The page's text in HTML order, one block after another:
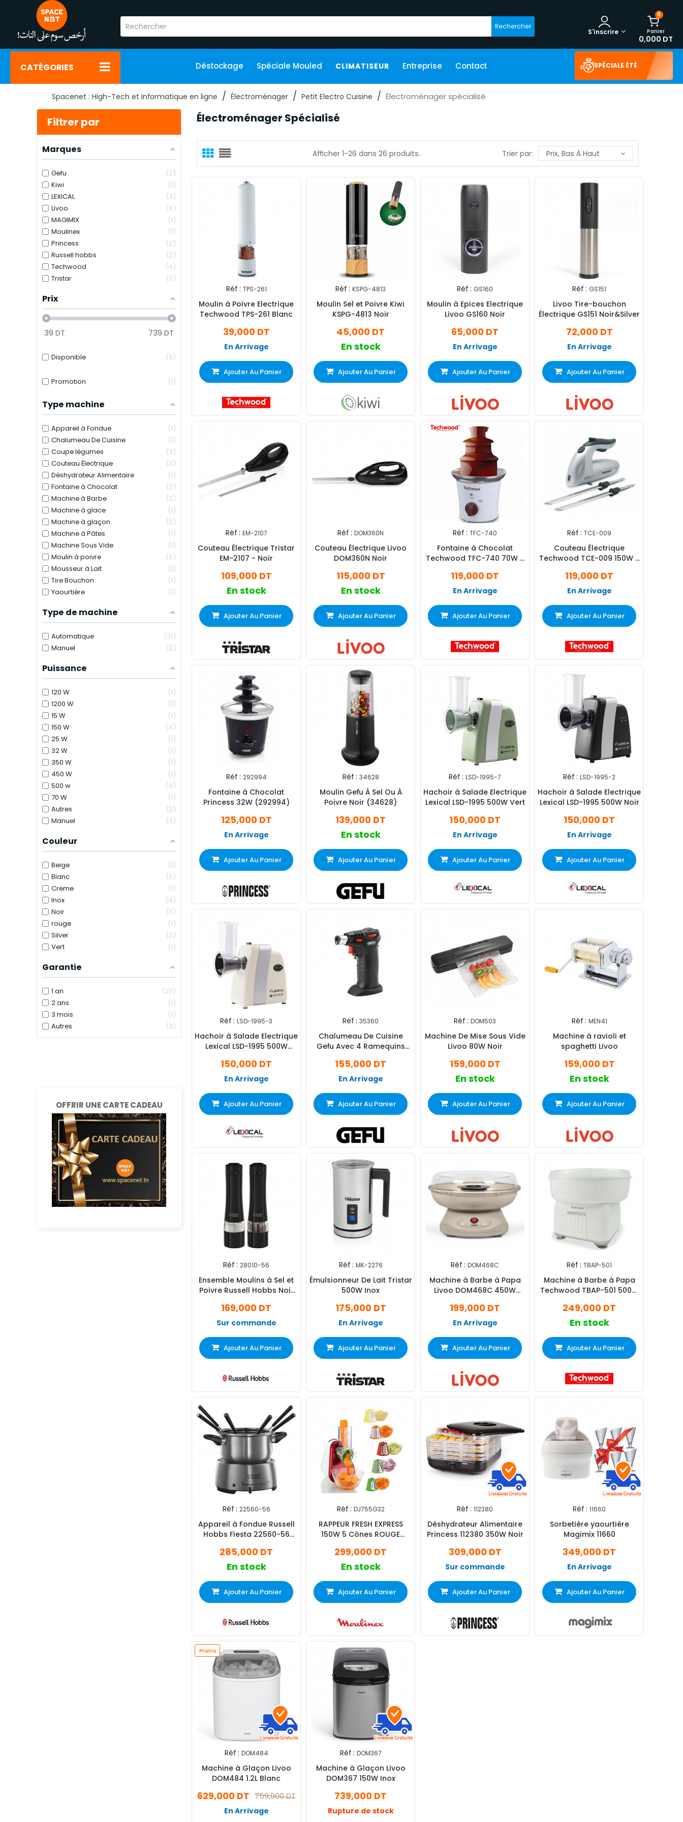
Rechercher
0
Panier
0,000 DT
S'inscrire
CATÉGORIES Déstockage Spéciale Mouled CLIMATISEUR Entreprise Contact SPÉCIALE ÉTÉ
Spacenet : High-Tech et Informatique en ligne Électroménager Petit Electro Cuisine Électroménager spécialisé
Filtrer par
Marques
Gefu
2
Kiwi
1
LEXICAL
3
Livoo
8
MAGIMIX
1
Moulinex
1
Princess
2
Russell hobbs
2
Techwood
4
Tristar
2
Prix
39 DT 739 DT
Disponible 9
Promotion 1
Type machine
Appareil à Fondue
1
Chalumeau De Cuisine
1
Coupe légumes
3
Couteau Électrique
3
Déshydrateur Alimentaire
1
Fontaine à Chocolat
2
Machine à Barbe
2
Machine à glace
1
Machine à glaçon
2
Machine à Pâtes
1
Machine Sous Vide
1
Moulin à poivre
5
Mousseur à Lait
1
Tire Bouchon
1
Yaourtière
1
Type de machine
Automatique
21
Manuel
2
Puissance
120 W
1
1200 W
1
15 W
1
150 W
4
25 W
1
32 W
1
350 W
1
450 W
1
500 w
4
70 W
1
Autres
2
Manuel
3
Couleur
Beige
1
Blanc
5
Creme
1
Inox
4
Noir
11
rouge
1
Silver
2
Vert
1
Garantie
1 an
20
2 ans
1
3 mois
1
Autres
3
OFFRIR UNE CARTE CADEAU
Électroménager Spécialisé
Afficher 1-26 dans 26 produits. Trier par: Prix, Bas À Haut
Réf : TPS-261
Moulin à Poivre Electrique
Techwood TPS-261 Blanc
39,000 DT
En Arrivage
Ajouter Au Panier
Réf : KSPG-4813
Moulin Sel et Poivre Kiwi
KSPG-4813 Noir
45,000 DT
En stock
Ajouter Au Panier
Réf : GS160
Moulin à Epices Electrique
Livoo GS160 Noir
65,000 DT
En Arrivage
Ajouter Au Panier
Réf : GS151
Livoo Tire-bouchon
Électrique GS151 Noir&Silver
72,000 DT
En Arrivage
Ajouter Au Panier
Réf : EM-2107
Couteau Électrique Tristar
EM-2107 - Noir
109,000 DT
En stock
Ajouter Au Panier
Réf : DOM360N
Couteau Électrique Livoo
DOM360N Noir
115,000 DT
En stock
Ajouter Au Panier
Réf : TFC-740
Fontaine à Chocolat
Techwood TFC-740 70W -
119,000 DT
En Arrivage
Ajouter Au Panier
Réf : TCE-009
Couteau Électrique
Techwood TCE-009 150W -
119,000 DT
En Arrivage
Ajouter Au Panier
Réf : 292994
Fontaine à Chocolat
Princess 32W (292994)
125,000 DT
En Arrivage
Ajouter Au Panier
Réf : 34628
Moulin Gefu À Sel Ou À
Poivre Noir (34628)
139,000 DT
En stock
Ajouter Au Panier
Réf : LSD-1995-7
Hachoir à Salade Electrique
Lexical LSD-1995 500W Vert
150,000 DT
En Arrivage
Ajouter Au Panier
Réf : LSD-1995-2
Hachoir à Salade Electrique
Lexical LSD-1995 500W Noir
150,000 DT
En Arrivage
Ajouter Au Panier
Réf : LSD-1995-3
Hachoir à Salade Electrique
Lexical LSD-1995 500W
150,000 DT
En Arrivage
Ajouter Au Panier
Réf : 35360
Chalumeau De Cuisine
Gefu Avec 4 Ramequins
155,000 DT
En Arrivage
Ajouter Au Panier
Réf : DOM503
Machine De Mise Sous Vide
Livoo 80W Noir
159,000 DT
En stock
Ajouter Au Panier
Réf : MEN41
Machine à ravioli et
spaghetti Livoo
159,000 DT
En stock
Ajouter Au Panier
Réf : 28010-56
Ensemble Moulins à Sel et
Poivre Russell Hobbs Noir
169,000 DT
Sur commande
Ajouter Au Panier
Réf : MK-2276
Émulsionneur De Lait Tristar
500W Inox
175,000 DT
En Arrivage
Ajouter Au Panier
Réf : DOM468C
Machine à Barbe à Papa
Livoo DOM468C 450W
199,000 DT
En Arrivage
Ajouter Au Panier
Réf : TBAP-501
Machine à Barbe à Papa
Techwood TBAP-501 500W
249,000 DT
En stock
Ajouter Au Panier
Réf : 22560-56
Appareil à Fondue Russell
Hobbs Fiesta 22560-56
285,000 DT
En stock
Ajouter Au Panier
Web !
Réf : DJ755G32
RAPPEUR FRESH EXPRESS
150W 5 Cônes ROUGE
299,000 DT
En stock
Ajouter Au Panier
Réf : 112380
Déshydrateur Alimentaire
Princess 112380 350W Noir
309,000 DT
Sur commande
Ajouter Au Panier
Réf : 11660
Sorbetière yaourtière
Magimix 11660
349,000 DT
En Arrivage
Ajouter Au Panier
Promo
Réf : DOM484
Machine à Glaçon Livoo
DOM484 1.2L Blanc
759,000 DT
629,000 DT
En Arrivage
Réf : DOM367
Machine à Glaçon Livoo
DOM367 150W Inox
739,000 DT
Rupture de stock